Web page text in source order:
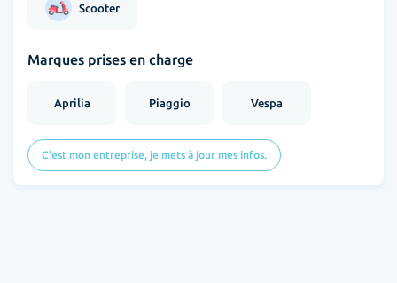
Scooter
Marques prises en charge
Aprilia Piaggio Vespa
C'est mon entreprise, je mets à jour mes infos.